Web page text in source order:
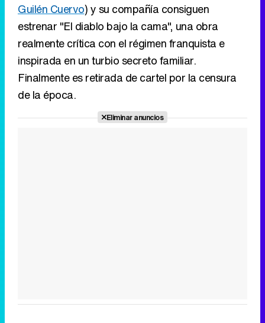
Guilén Cuervo) y su compañía consiguen
estrenar "El diablo bajo la cama", una obra
realmente crítica con el régimen franquista e
inspirada en un turbio secreto familiar.
Finalmente es retirada de cartel por la censura
de la época.
Eliminar anuncios